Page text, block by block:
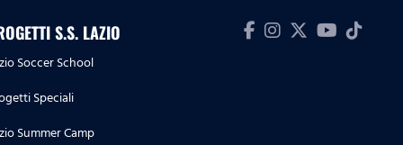
S.S. LAZIO
Soccer School
Speciali
Summer Camp